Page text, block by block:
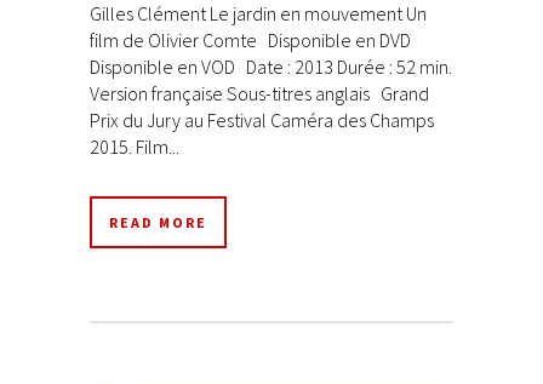
Gilles Clément Le jardin en mouvement Un
film de Olivier Comte Disponible en DVD
Disponible en VOD Date : 2013 Durée : 52 min.
Version française Sous-titres anglais Grand
Prix du Jury au Festival Caméra des Champs
2015. Film...
READ MORE